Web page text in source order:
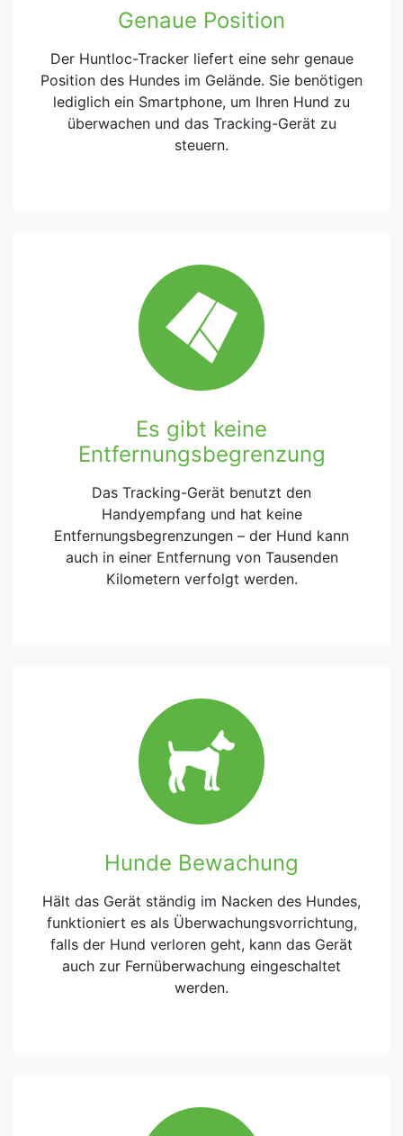
Genaue Position
Der Huntloc-Tracker liefert eine sehr genaue
Position des Hundes im Gelände. Sie benötigen
lediglich ein Smartphone, um Ihren Hund zu
überwachen und das Tracking-Gerät zu
steuern.
Es gibt keine
Entfernungsbegrenzung
Das Tracking-Gerät benutzt den
Handyempfang und hat keine
Entfernungsbegrenzungen – der Hund kann
auch in einer Entfernung von Tausenden
Kilometern verfolgt werden.
Hunde Bewachung
Hält das Gerät ständig im Nacken des Hundes,
funktioniert es als Überwachungsvorrichtung,
falls der Hund verloren geht, kann das Gerät
auch zur Fernüberwachung eingeschaltet
werden.